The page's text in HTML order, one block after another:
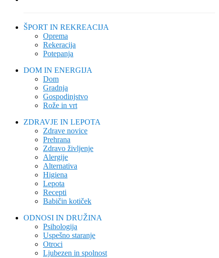
ŠPORT IN REKREACIJA
Oprema
Rekeracija
Potepanja
DOM IN ENERGIJA
Dom
Gradnja
Gospodinjstvo
Rože in vrt
ZDRAVJE IN LEPOTA
Zdrave novice
Prehrana
Zdravo življenje
Alergije
Alternativa
Higiena
Lepota
Recepti
Babičin kotiček
ODNOSI IN DRUŽINA
Psihologija
Uspešno staranje
Otroci
Ljubezen in spolnost